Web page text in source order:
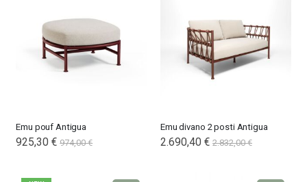
Emu pouf Antigua
925,30 € 974,00 €
Emu divano 2 posti Antigua
2.690,40 € 2.832,00 €